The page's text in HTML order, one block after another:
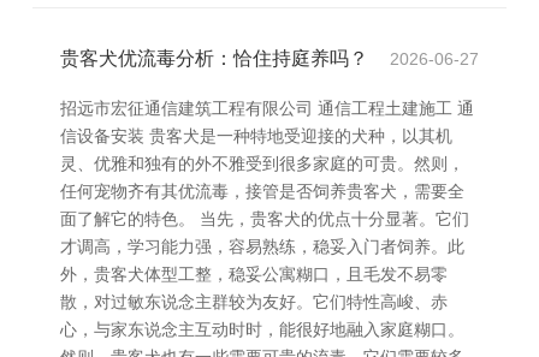
贵客犬优流毒分析：恰住持庭养吗？ 2026-06-27
招远市宏征通信建筑工程有限公司 通信工程土建施工 通
信设备安装 贵客犬是一种特地受迎接的犬种，以其机
灵、优雅和独有的外不雅受到很多家庭的可贵。然则，
任何宠物齐有其优流毒，接管是否饲养贵客犬，需要全
面了解它的特色。 当先，贵客犬的优点十分显著。它们
才调高，学习能力强，容易熟练，稳妥入门者饲养。此
外，贵客犬体型工整，稳妥公寓糊口，且毛发不易零
散，对过敏东说念主群较为友好。它们特性高峻、赤
心，与家东说念主互动时时，能很好地融入家庭糊口。